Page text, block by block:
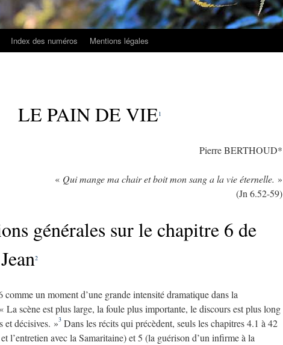
Index des numéros Mentions légales
LE PAIN DE VIE1
Pierre BERTHOUD*
« Qui mange ma chair et boit mon sang a la vie éternelle. »
(Jn 6.52-59)
générales sur le chapitre 6 de
2
un moment d’une grande intensité dramatique dans la
La scène est plus large, la foule plus importante, le discours est plus long
et décisives. »3 Dans les récits qui précèdent, seuls les chapitres 4.1 à 42
l’entretien avec la Samaritaine) et 5 (la guérison d’un infirme à la